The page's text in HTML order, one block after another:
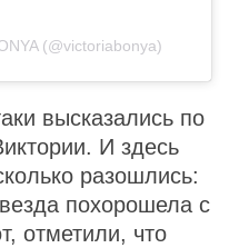
(@victoriabonya)
высказались по
И здесь
разошлись:
похорошела с
отметили, что